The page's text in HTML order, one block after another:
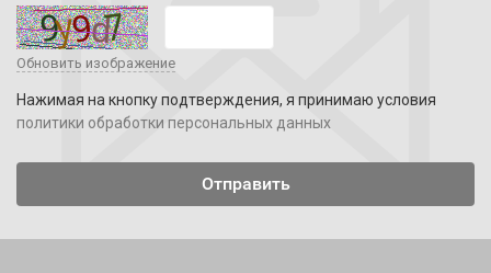
Обновить изображение
Нажимая на кнопку подтверждения, я принимаю условия
политики обработки персональных данных